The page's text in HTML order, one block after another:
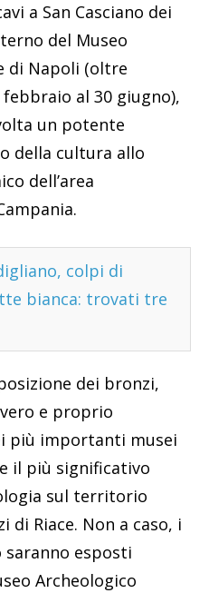
a San Casciano dei
del Museo
di Napoli (oltre
al 30 giugno),
un potente
della cultura allo
dell’area
colpi di
bianca: trovati tre
dei bronzi,
e proprio
più importanti musei
il più significativo
sul territorio
di Riace. Non a caso, i
saranno esposti
Archeologico